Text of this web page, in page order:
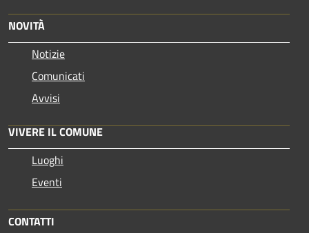
NOVITÀ
Notizie
Comunicati
Avvisi
VIVERE IL COMUNE
Luoghi
Eventi
CONTATTI